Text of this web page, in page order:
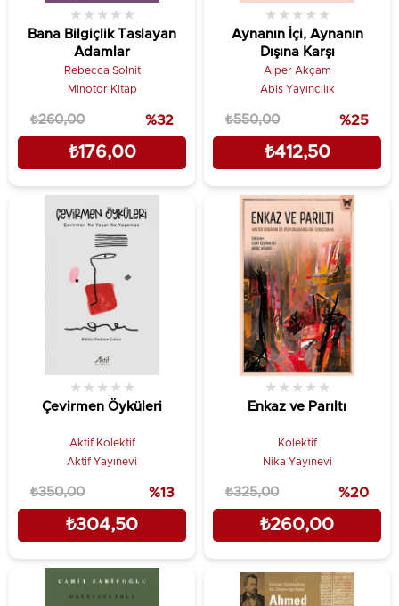
Bana Bilgiçlik Taslayan
Adamlar
★ ★ ★ ★ ★
Rebecca Solnit
Minotor Kitap
₺176,00
₺260,00 %32
Aynanın İçi, Aynanın
Dışına Karşı
★ ★ ★ ★ ★
Alper Akçam
Abis Yayıncılık
₺412,50
₺550,00 %25
Çevirmen Öyküleri
★ ★ ★ ★ ★
Aktif Kolektif
Aktif Yayınevi
₺304,50
₺350,00 %13
Enkaz ve Parıltı
★ ★ ★ ★ ★
Kolektif
Nika Yayınevi
₺260,00
₺325,00 %20